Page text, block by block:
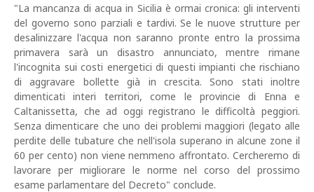
"La mancanza di acqua in Sicilia è ormai cronica: gli interventi
del governo sono parziali e tardivi. Se le nuove strutture per
desalinizzare l'acqua non saranno pronte entro la prossima
primavera sarà un disastro annunciato, mentre rimane
l'incognita sui costi energetici di questi impianti che rischiano
di aggravare bollette già in crescita. Sono stati inoltre
dimenticati interi territori, come le provincie di Enna e
Caltanissetta, che ad oggi registrano le difficoltà peggiori.
Senza dimenticare che uno dei problemi maggiori (legato alle
perdite delle tubature che nell'isola superano in alcune zone il
60 per cento) non viene nemmeno affrontato. Cercheremo di
lavorare per migliorare le norme nel corso del prossimo
esame parlamentare del Decreto" conclude.